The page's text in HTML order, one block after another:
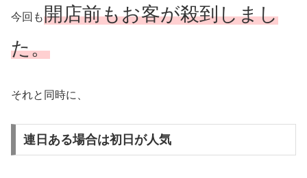
今回も開店前もお客が殺到しまし
た。
それと同時に、
連日ある場合は初日が人気